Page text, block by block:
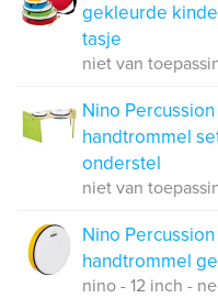
gekleurde
tasje
niet van
Nino
handtrommel
onderstel
niet van
Nino
handtrommel
nino - 12 inch -